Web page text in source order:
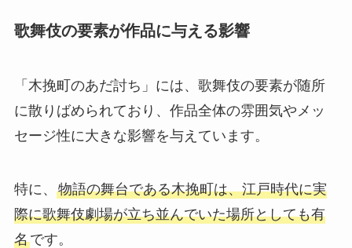
歌舞伎の要素が作品に与える影響
「木挽町のあだ討ち」には、歌舞伎の要素が随所
に散りばめられており、作品全体の雰囲気やメッ
セージ性に大きな影響を与えています。
特に、 物語の舞台である木挽町は、江戸時代に実
際に歌舞伎劇場が立ち並んでいた場所としても有
名です。